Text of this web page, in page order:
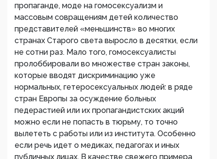
пропаганде, моде на гомосексуализм и
массовым совращениям детей количество
представителей «меньшинств» во многих
странах Старого света выросло в десятки, если
не сотни раз. Мало того, гомосексуалисты
пролоббировали во множестве стран законы,
которые вводят дискриминацию уже
нормальных, гетеросексуальных людей: в ряде
стран Европы за осуждение больных
педерастией или их пропагандистских акций
можно если не попасть в тюрьму, то точно
вылететь с работы или из института. Особенно
если речь идет о медиках, педагогах и иных
публичных лицах. В качестве свежего примера